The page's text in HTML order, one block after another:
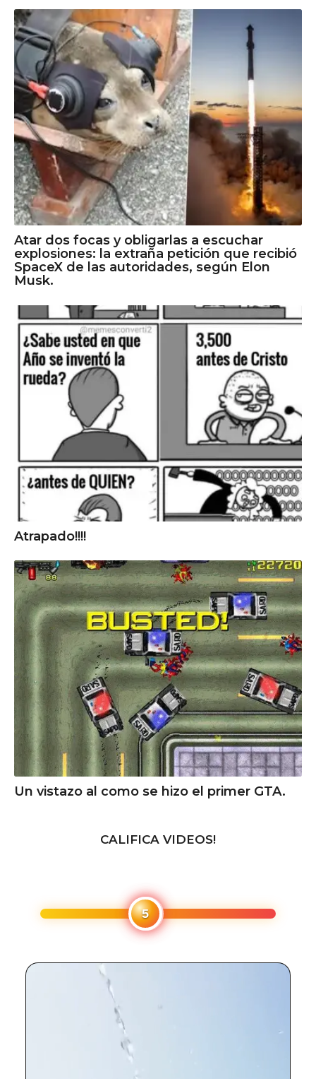
Atar dos focas y obligarlas a escuchar
explosiones: la extraña petición que recibió
SpaceX de las autoridades, según Elon
Musk.
Atrapado!!!!
Un vistazo al como se hizo el primer GTA.
CALIFICA VIDEOS!